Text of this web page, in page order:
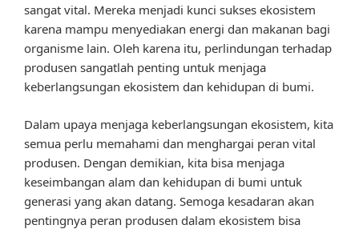
sangat vital. Mereka menjadi kunci sukses ekosistem
karena mampu menyediakan energi dan makanan bagi
organisme lain. Oleh karena itu, perlindungan terhadap
produsen sangatlah penting untuk menjaga
keberlangsungan ekosistem dan kehidupan di bumi.
Dalam upaya menjaga keberlangsungan ekosistem, kita
semua perlu memahami dan menghargai peran vital
produsen. Dengan demikian, kita bisa menjaga
keseimbangan alam dan kehidupan di bumi untuk
generasi yang akan datang. Semoga kesadaran akan
pentingnya peran produsen dalam ekosistem bisa